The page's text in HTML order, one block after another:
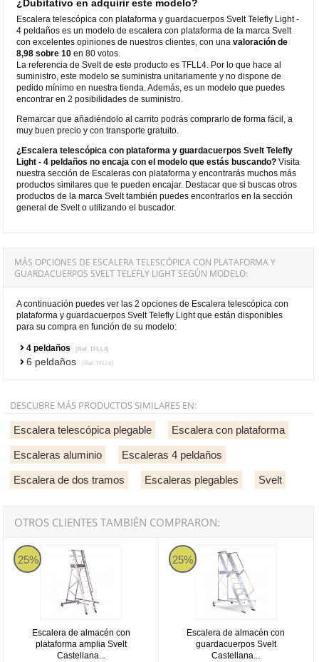
¿Dubitativo en adquirir este modelo?
Escalera telescópica con plataforma y guardacuerpos Svelt Telefly Light -
4 peldaños es un modelo de escalera con plataforma de la marca Svelt
con excelentes opiniones de nuestros clientes, con unavaloración de
8,98 sobre 10 en 80 votos.
La referencia de Svelt de este producto es TFLL4. Por lo que hace al
suministro, este modelo se suministra unitariamente y no dispone de
pedido mínimo en nuestra tienda. Además, es un modelo que puedes
encontrar en 2 posibilidades de suministro.
Remarcar que añadiéndolo al carrito podrás comprarlo de forma fácil, a
muy buen precio y con transporte gratuito.
¿Escalera telescópica con plataforma y guardacuerpos Svelt Telefly
Light - 4 peldaños no encaja con el modelo que estás buscando? Visita
nuestra sección de Escaleras con plataforma y encontrarás muchos más
productos similares que te pueden encajar. Destacar que si buscas otros
productos de la marca Svelt también puedes encontrarlos en la sección
general de Svelt o utilizando el buscador.
MÁS OPCIONES DE ESCALERA TELESCÓPICA CON PLATAFORMA Y
GUARDACUERPOS SVELT TELEFLY LIGHT SEGÚN MODELO:
A continuación puedes ver las 2 opciones de Escalera telescópica con
plataforma y guardacuerpos Svelt Telefly Light que están disponibles
para su compra en función de su modelo:
4 peldaños (Ref. TFLL4)
6 peldaños (Ref. TFLL6)
DESCUBRE MÁS PRODUCTOS SIMILARES EN:
Escalera telescópica plegable Escalera con plataforma
Escaleras aluminio Escaleras 4 peldaños
Escalera de dos tramos Escaleras plegables Svelt
OTROS CLIENTES TAMBIÉN COMPRARON:
25%
Escalera de almacén con
plataforma amplia Svelt
Castellana...
Escalera de almacén con plataforma amplia Svelt Castellana - 4
25%
Escalera de almacén con
guardacuerpos Svelt
Castellana...
Escalera de almacén con